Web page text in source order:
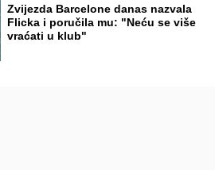
Zvijezda Barcelone danas nazvala
Flicka i poručila mu: "Neću se više
vraćati u klub"